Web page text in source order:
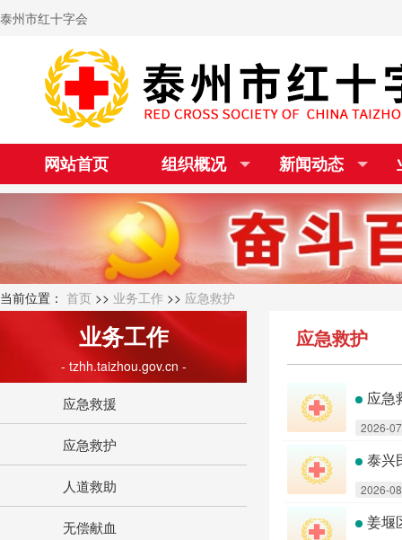
泰州市红十字会
网站首页 组织概况 新闻动态
当前位置： 首页 >> 业务工作 >> 应急救护
业务工作
- tzhh.taizhou.gov.cn -
应急救援
应急救护
人道救助
无偿献血
应急救护
应急
2026-
泰兴
2026-
姜堰